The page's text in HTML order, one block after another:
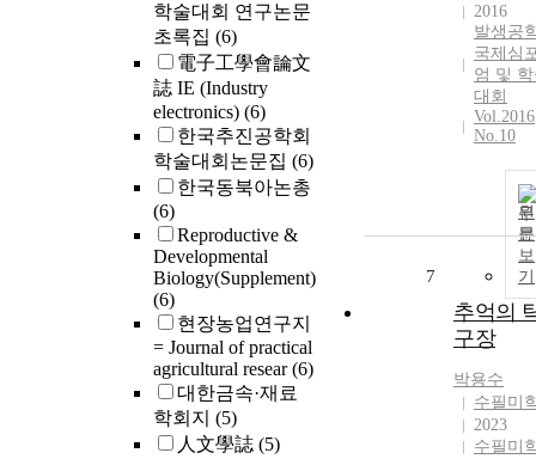
학술대회 연구논문
초록집 (6)
電子工學會論文
誌 IE (Industry
electronics) (6)
한국추진공학회
학술대회논문집 (6)
한국동북아논총
(6)
Reproductive &
Developmental
Biology(Supplement)
(6)
현장농업연구지
= Journal of practical
agricultural resear(6)
대한금속·재료
학회지 (5)
人文學誌 (5)
2016
발생공
국제심
엄 및
대회
Vol.2016
No.10
원
문
보
기
7
추억의
구장
박용수
수필미
2023
수필미